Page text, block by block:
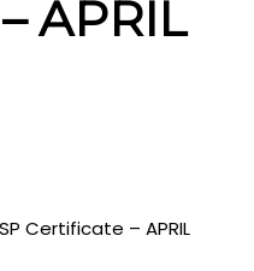
APRIL
Certificate – APRIL